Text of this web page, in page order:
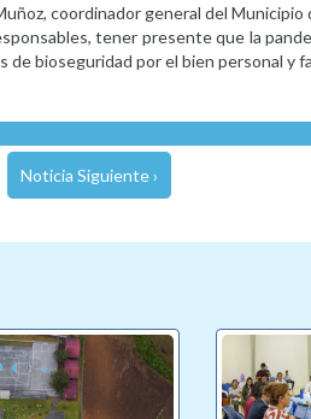
coordinador general del Municipio
tener presente que la
de bioseguridad por el bien personal y
Noticia Siguiente ›